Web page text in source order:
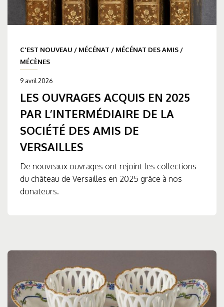
C'EST NOUVEAU / MÉCÉNAT / MÉCÉNAT DES AMIS /
MÉCÈNES
9 avril 2026
LES OUVRAGES ACQUIS EN 2025
PAR L’INTERMÉDIAIRE DE LA
SOCIÉTÉ DES AMIS DE
VERSAILLES
De nouveaux ouvrages ont rejoint les collections
du château de Versailles en 2025 grâce à nos
donateurs.